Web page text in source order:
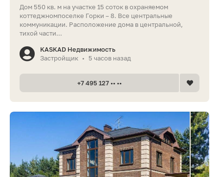
Дом 550 кв. м на участке 15 соток в охраняемом
коттеджномпоселке Горки – 8. Все центральные
коммуникации. Расположение дома в центральной,
тихой части...
KASKAD Недвижимость
Застройщик • 5 часов назад
+7 495 127 •• ••